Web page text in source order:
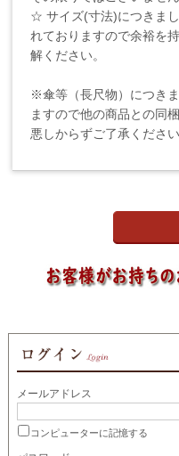
☆ サイズ(寸法)につきま
れておりますので余裕を
解ください。
※傘等（長尺物）につき
ますので他の商品との同
悪しからずご了承ください
メールアドレス
コンピューターに記憶する